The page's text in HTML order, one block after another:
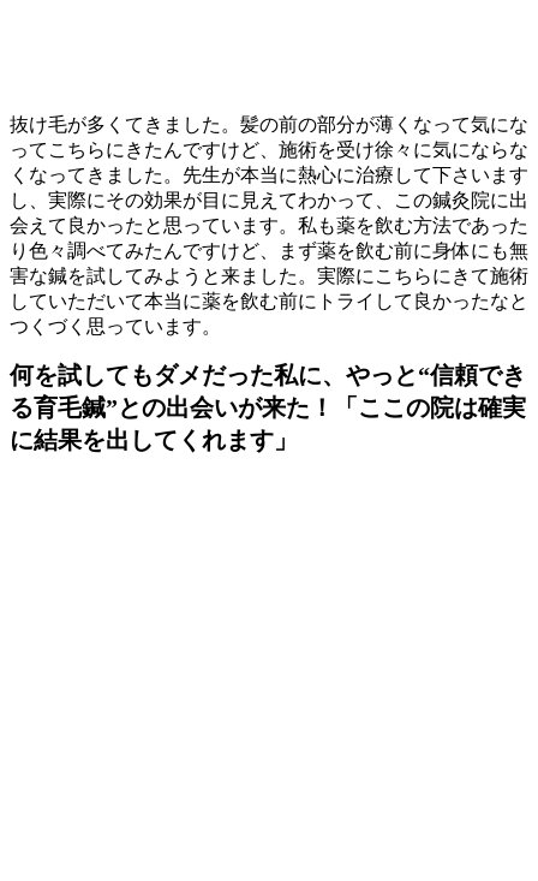
抜け毛が多くてきました。髪の前の部分が薄くなって気にな
ってこちらにきたんですけど、施術を受け徐々に気にならな
くなってきました。先生が本当に熱心に治療して下さいます
し、実際にその効果が目に見えてわかって、この鍼灸院に出
会えて良かったと思っています。私も薬を飲む方法であった
り色々調べてみたんですけど、まず薬を飲む前に身体にも無
害な鍼を試してみようと来ました。実際にこちらにきて施術
していただいて本当に薬を飲む前にトライして良かったなと
つくづく思っています。
何を試してもダメだった私に、やっと“信頼でき
る育毛鍼”との出会いが来た！「ここの院は確実
に結果を出してくれます」